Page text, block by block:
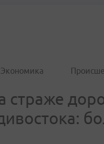
Экономика
страже